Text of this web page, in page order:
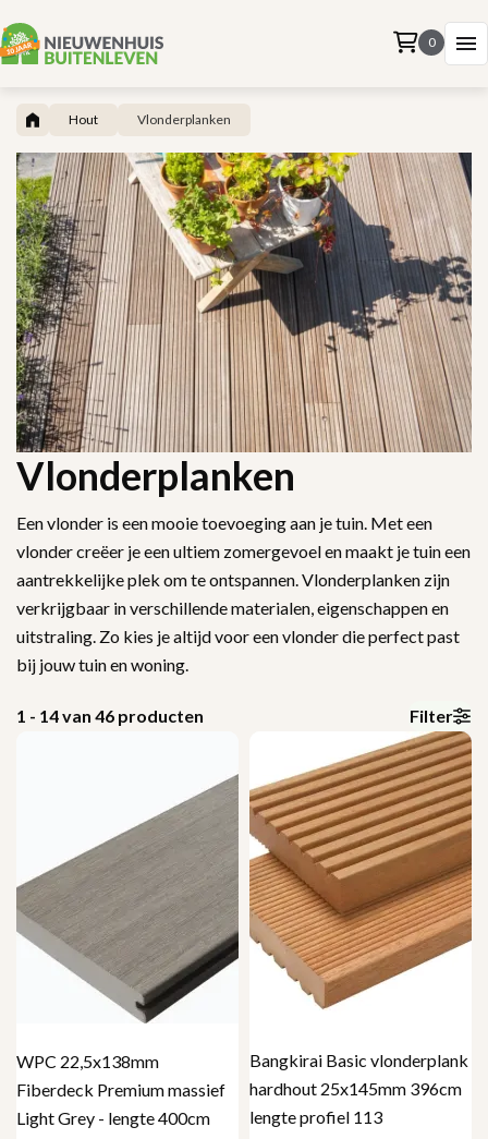
0
Hout Vlonderplanken
Vlonderplanken
Een vlonder is een mooie toevoeging aan je tuin. Met een
vlonder creëer je een ultiem zomergevoel en maakt je tuin een
aantrekkelijke plek om te ontspannen. Vlonderplanken zijn
verkrijgbaar in verschillende materialen, eigenschappen en
uitstraling. Zo kies je altijd voor een vlonder die perfect past
bij jouw tuin en woning.
1 - 14 van 46 producten Filter
WPC 22,5x138mm
Fiberdeck Premium massief
Light Grey - lengte 400cm
Bangkirai Basic vlonderplank
hardhout 25x145mm 396cm
lengte profiel 113